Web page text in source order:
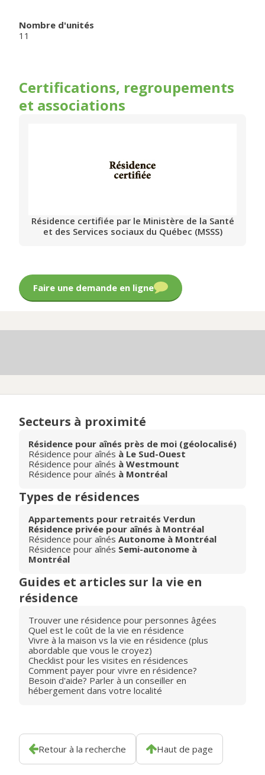
Nombre d'unités
11
Certifications, regroupements
et associations
Résidence certifiée par le Ministère de la Santé
et des Services sociaux du Québec (MSSS)
Faire une demande en ligne
Secteurs à proximité
Résidence pour aînés près de moi (géolocalisé)
Résidence pour aînés à Le Sud-Ouest
Résidence pour aînés à Westmount
Résidence pour aînés à Montréal
Types de résidences
Appartements pour retraités Verdun
Résidence privée pour aînés à Montréal
Résidence pour aînés Autonome à Montréal
Résidence pour aînés Semi-autonome à
Montréal
Guides et articles sur la vie en
résidence
Trouver une résidence pour personnes âgées
Quel est le coût de la vie en résidence
Vivre à la maison vs la vie en résidence (plus
abordable que vous le croyez)
Checklist pour les visites en résidences
Comment payer pour vivre en résidence?
Besoin d'aide? Parler à un conseiller en
hébergement dans votre localité
Retour à la recherche Haut de page